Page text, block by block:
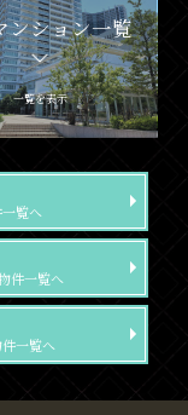
ンション一覧
一覧を表示
覧へ
件一覧へ
一覧へ